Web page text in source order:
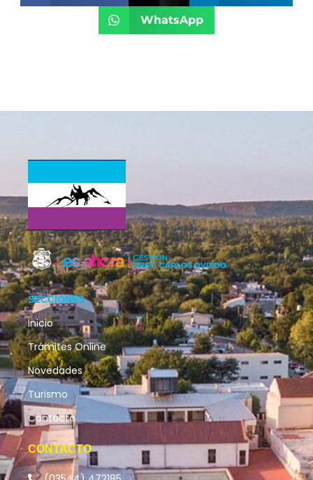
WhatsApp
SECCIONES
Inicio
Trámites Online
Novedades
Turismo
Contacto
CONTACTO